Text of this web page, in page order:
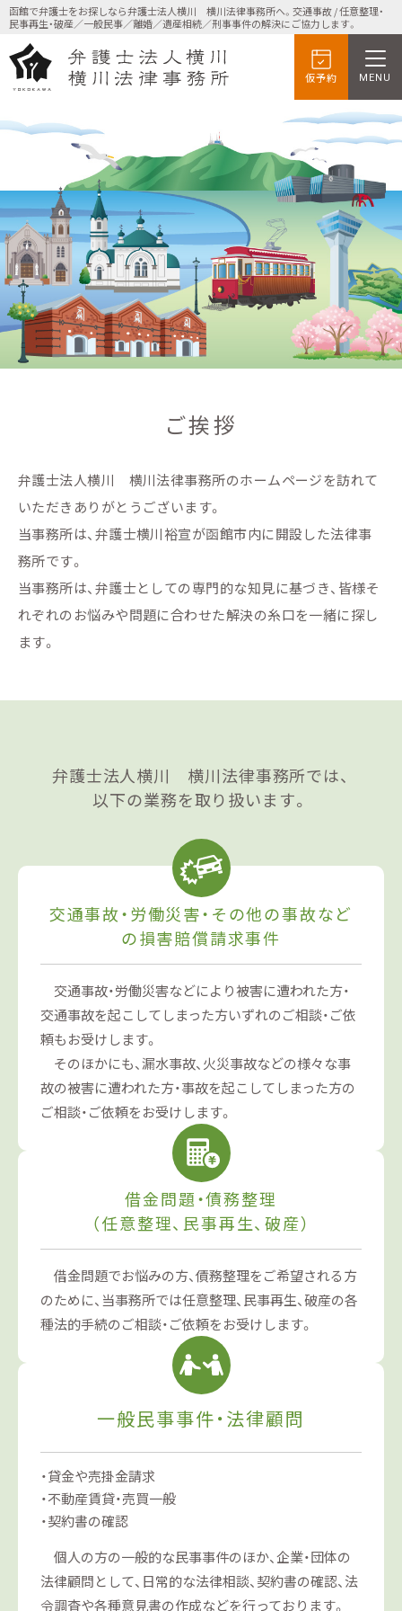
函館で弁護士をお探しなら弁護士法人横川 横川法律事務所へ。交通事故 / 任意整理・
民事再生・破産／一般民事／離婚／遺産相続／刑事事件の解決にご協力します。
仮予約 MENU
ご挨拶
弁護士法人横川 横川法律事務所のホームページを訪れて
いただきありがとうございます。
当事務所は、弁護士横川裕宣が函館市内に開設した法律事
務所です。
当事務所は、弁護士としての専門的な知見に基づき、皆様そ
れぞれのお悩みや問題に合わせた解決の糸口を一緒に探し
ます。
弁護士法人横川 横川法律事務所では、
以下の業務を取り扱います。
交通事故・労働災害・その他の事故など
の損害賠償請求事件
交通事故・労働災害などにより被害に遭われた方・
交通事故を起こしてしまった方いずれのご相談・ご依
頼もお受けします。
そのほかにも、漏水事故、火災事故などの様々な事
故の被害に遭われた方・事故を起こしてしまった方の
ご相談・ご依頼をお受けします。
借金問題・債務整理
（任意整理、民事再生、破産）
借金問題でお悩みの方、債務整理をご希望される方
のために、当事務所では任意整理、民事再生、破産の各
種法的手続のご相談・ご依頼をお受けします。
一般民事事件・法律顧問
貸金や売掛金請求
不動産賃貸・売買一般
契約書の確認
個人の方の一般的な民事事件のほか、企業・団体の
法律顧問として、日常的な法律相談、契約書の確認、法
令調査や各種意見書の作成などを行っております。